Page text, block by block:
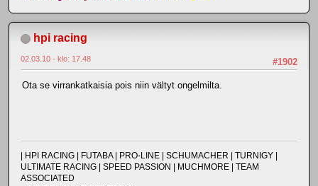
hpi racing
#1902
02.03.10 - klo: 17.48
Ota se virrankatkaisia pois niin vältyt ongelmilta.
| HPI RACING | FUTABA | PRO-LINE | SCHUMACHER | TURNIGY |
ULTIMATE RACING | SPEED PASSION | MUCHMORE | TEAM
ASSOCIATED